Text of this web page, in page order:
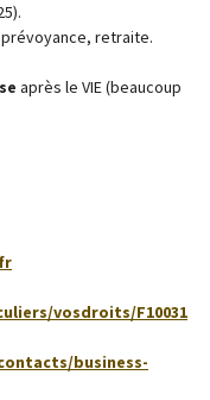
retraite.
après le VIE (beaucoup
vosdroits/F10031
business-